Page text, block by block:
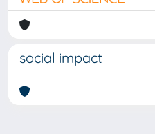
social impact